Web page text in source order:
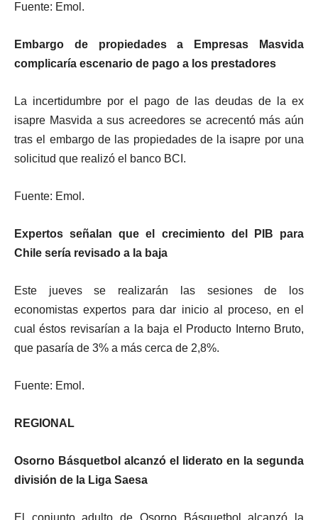
Fuente: Emol.
Embargo de propiedades a Empresas Masvida
complicaría escenario de pago a los prestadores
La incertidumbre por el pago de las deudas de la ex
isapre Masvida a sus acreedores se acrecentó más aún
tras el embargo de las propiedades de la isapre por una
solicitud que realizó el banco BCI.
Fuente: Emol.
Expertos señalan que el crecimiento del PIB para
Chile sería revisado a la baja
Este jueves se realizarán las sesiones de los
economistas expertos para dar inicio al proceso, en el
cual éstos revisarían a la baja el Producto Interno Bruto,
que pasaría de 3% a más cerca de 2,8%.
Fuente: Emol.
REGIONAL
Osorno Básquetbol alcanzó el liderato en la segunda
división de la Liga Saesa
El conjunto adulto de Osorno Básquetbol alcanzó la